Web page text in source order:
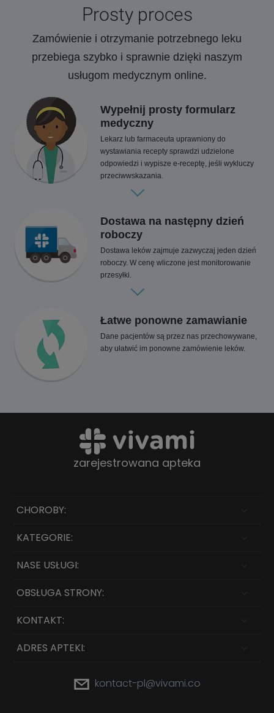
Prosty proces
Zamówienie i otrzymanie potrzebnego leku
przebiega szybko i sprawnie dzięki naszym
usługom medycznym online.
Wypełnij prosty formularz
medyczny
Lekarz lub farmaceuta uprawniony do
wystawiania recepty sprawdzi udzielone
odpowiedzi i wypisze e-receptę, jeśli wykluczy
przeciwwskazania.
Dostawa na następny dzień
roboczy
Dostawa leków zajmuje zazwyczaj jeden dzień
roboczy. W cenę wliczone jest monitorowanie
przesyłki.
Łatwe ponowne zamawianie
Dane pacjentów są przez nas przechowywane,
aby ułatwić im ponowne zamówienie leków.
zarejestrowana apteka
CHOROBY:
KATEGORIE:
NASE USŁUGI:
OBSŁUGA STRONY:
KONTAKT:
ADRES APTEKI:
kontact-pl@vivami.co